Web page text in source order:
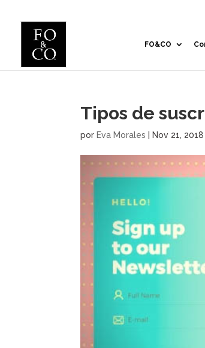
FO&CO
Tipos de
por Eva Morales Nov 21, 2018